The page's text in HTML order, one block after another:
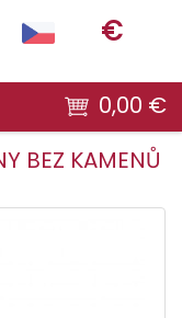
€
0,00 €
BEZ KAMENŮ